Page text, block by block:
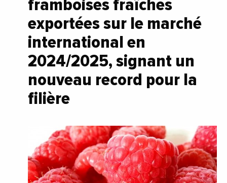
framboises fraîches
exportées sur le marché
international en
2024/2025, signant un
nouveau record pour la
filière